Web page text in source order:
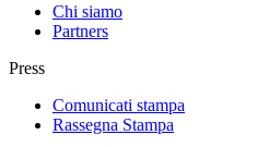
Chi siamo
Partners
Press
Comunicati stampa
Rassegna Stampa